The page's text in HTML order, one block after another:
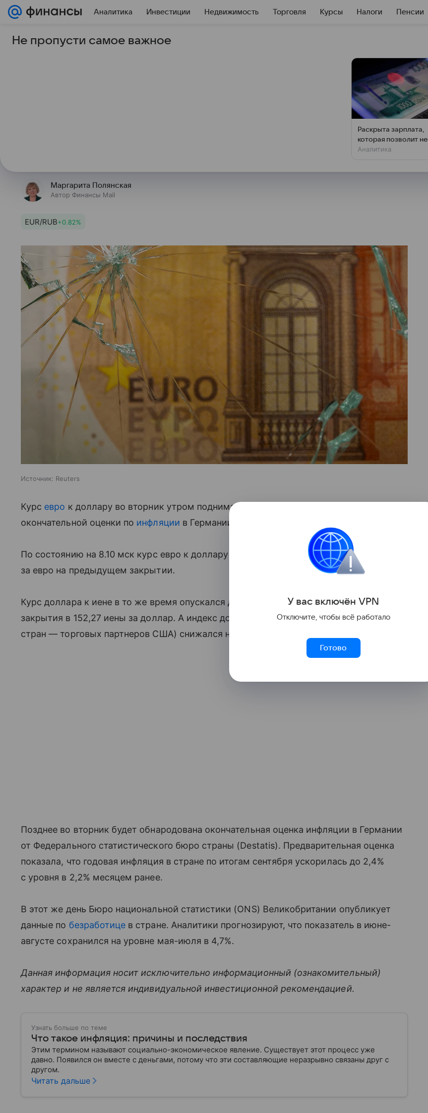
Аналитика Инвестиции Недвижимость Торговля Курсы Налоги Пенсии
14 октября 2025 Финансы Mail
публикацией данных по инфляции в
Маргарита Полянская
Автор Финансы Mail
EUR/RUB+0.82%
Источник: Reuters
Курс евро к доллару во вторник утром поднимается перед публикацией
окончательной оценки по инфляции в Германии, свидетельствуют данные торгов.
По состоянию на 8.10 мск курс евро к доллару рос до 1,1586 доллара с 1,1571 доллара
за евро на предыдущем закрытии.
Курс доллара к иене в то же время опускался до 151,91 иены с уровня прошлого
закрытия в 152,27 иены за доллар. А индекс доллара (курс к корзиневалютшести
стран — торговых партнеров США) снижался на 0,13%, до 99,14 пункта.
Позднее во вторник будет обнародована окончательная оценка инфляции в Германии
от Федерального статистического бюро страны (Destatis). Предварительная оценка
показала, что годовая инфляция в стране по итогам сентября ускорилась до 2,4%
с уровня в 2,2% месяцем ранее.
В этот же день Бюро национальной статистики (ONS) Великобритании опубликует
данные по безработице в стране. Аналитики прогнозируют, что показатель в июне-
августе сохранился на уровне мая-июля в 4,7%.
Данная информация носит исключительно информационный (ознакомительный)
характер и не является индивидуальной инвестиционной рекомендацией.
Узнать больше по теме
Что такое инфляция: причины и последствия
Этим термином называют социально-экономическое явление. Существует этот процесс уже
давно. Появился он вместе с деньгами, потому что эти составляющие неразрывно связаны друг с
другом.
Читать дальше
Не пропусти самое важное
Раскрыта зарплата,
которая позволит не
чувствовать зависти
Аналитика
У вас включён VPN
Отключите, чтобы всё работало
Готово